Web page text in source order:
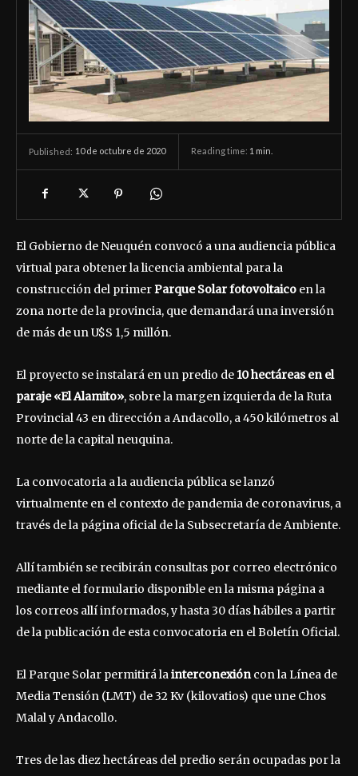
Published: 10 de octubre de 2020 Reading time: 1 min.
El Gobierno de Neuquén convocó a una audiencia pública
virtual para obtener la licencia ambiental para la
construcción del primerParque Solar fotovoltaico en la
zona norte de la provincia, que demandará una inversión
de más de un U$S 1,5 millón.
El proyecto se instalará en un predio de 10 hectáreas en el
paraje «El Alamito», sobre la margen izquierda de la Ruta
Provincial 43 en dirección a Andacollo, a 450 kilómetros al
norte de la capital neuquina.
La convocatoria a la audiencia pública se lanzó
virtualmente en el contexto de pandemia de coronavirus, a
través de la página oficial de la Subsecretaría de Ambiente.
Allí también se recibirán consultas por correo electrónico
mediante el formulario disponible en la misma página a
los correos allí informados, y hasta 30 días hábiles a partir
de la publicación de esta convocatoria en el Boletín Oficial.
El Parque Solar permitirá lainterconexióncon la Línea de
Media Tensión (LMT) de 32 Kv (kilovatios) que une Chos
Malal y Andacollo.
Tres de las diez hectáreas del predio serán ocupadas por la